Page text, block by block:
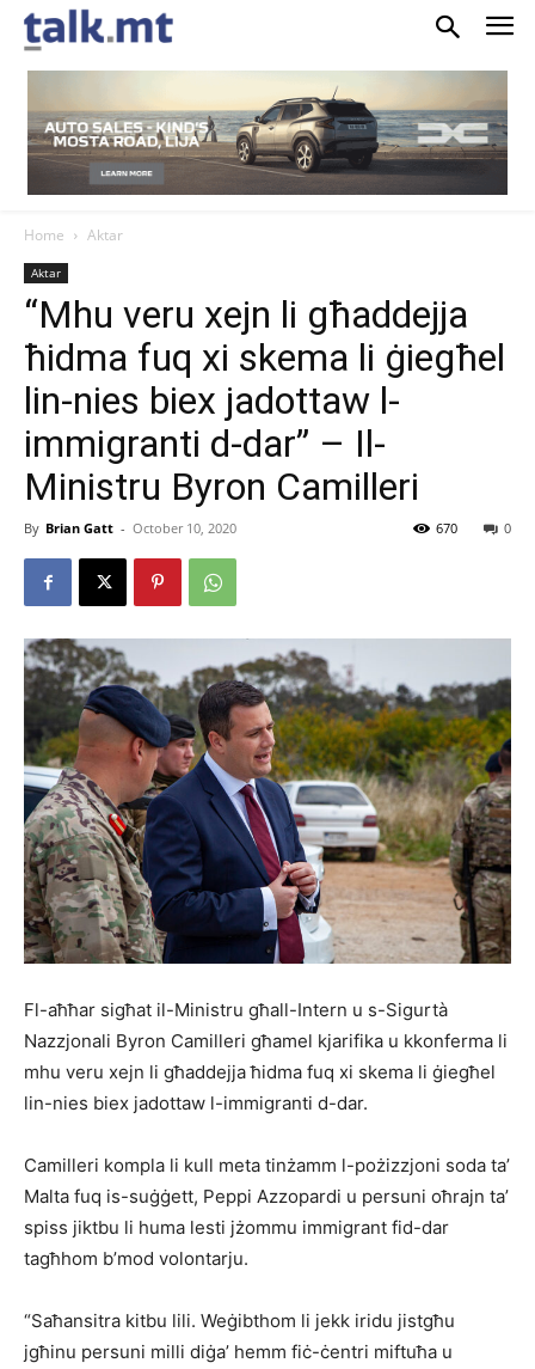
Home Aktar
Aktar
“Mhu veru xejn li għaddejja
ħidma fuq xi skema li ġiegħel
lin-nies biex jadottaw l-
immigranti d-dar” – Il-
Ministru Byron Camilleri
By Brian Gatt - October 10, 2020 0
670
Fl-aħħar sigħat il-Ministru għall-Intern u s-Sigurtà
Nazzjonali Byron Camilleri għamel kjarifika u kkonferma li
mhu veru xejn li għaddejja ħidma fuq xi skema li ġiegħel
lin-nies biex jadottaw l-immigranti d-dar.
Camilleri kompla li kull meta tinżamm l-pożizzjoni soda ta’
Malta fuq is-suġġett, Peppi Azzopardi u persuni oħrajn ta’
spiss jiktbu li huma lesti jżommu immigrant fid-dar
tagħhom b’mod volontarju.
“Saħansitra kitbu lili. Weġibthom li jekk iridu jistgħu
jgħinu persuni milli diġa’ hemm fiċ-ċentri miftuħa u